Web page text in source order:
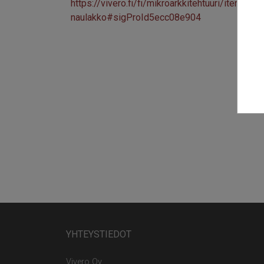
https://vivero.fi/fi/mikroarkkitehtuuri/item/
naulakko#sigProId5ecc08e904
YHTEYSTIEDOT
Vivero Oy